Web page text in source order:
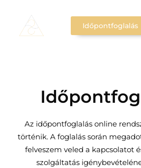
Időpontfoglalás
Az időpontfoglalás online
történik. A foglalás során
felveszem veled a kapcsolatot
szolgáltatás